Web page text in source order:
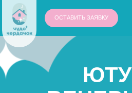
ОСТАВИТЬ ЗАЯВКУ +7 (499) 325-62-20
ЮТУБ
ВЕЧЕРИНКА